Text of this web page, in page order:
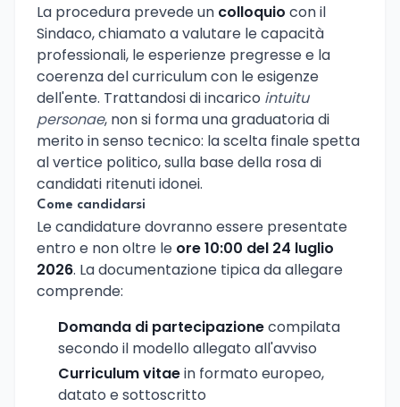
La procedura prevede un colloquio con il
Sindaco, chiamato a valutare le capacità
professionali, le esperienze pregresse e la
coerenza del curriculum con le esigenze
dell'ente. Trattandosi di incarico intuitu
personae, non si forma una graduatoria di
merito in senso tecnico: la scelta finale spetta
al vertice politico, sulla base della rosa di
candidati ritenuti idonei.
Come candidarsi
Le candidature dovranno essere presentate
entro e non oltre le ore 10:00 del 24 luglio
2026. La documentazione tipica da allegare
comprende:
Domanda di partecipazionecompilata
secondo il modello allegato all'avviso
Curriculum vitaein formato europeo,
datato e sottoscritto